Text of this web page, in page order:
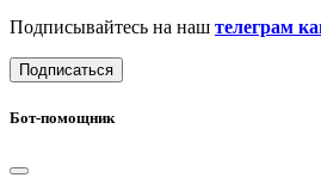
Подписывайтесь на наш телеграм
Подписаться
Бот-помощник